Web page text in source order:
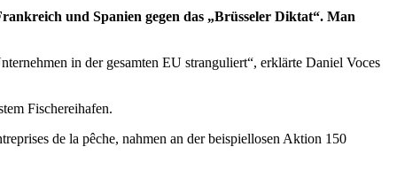
und Spanien gegen das „Brüsseler Diktat“. Man
in der gesamten EU stranguliert“, erklärte Daniel Voces
Fischereihafen.
de la pêche, nahmen an der beispiellosen Aktion 150